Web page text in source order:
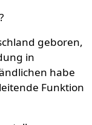
geboren,
in
habe
Funktion